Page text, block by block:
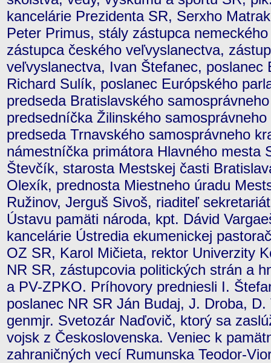
kancelárie Prezidenta SR, Serxho
Peter Primus, stály zástupca
zástupca českého veľvyslanectva,
veľvyslanectva, Ivan Štefanec, poslanec
Richard Sulík, poslanec Európského
predseda Bratislavského
predsedníčka Žilinského
predseda Trnavského samosprávneho
námestníčka primátora Hlavného mesta
Števčík, starosta Mestskej časti
Olexík, prednosta Miestneho úradu
Ružinov, Jerguš Sivoš, riaditeľ
Ústavu pamäti národa, kpt. Dávid
kancelárie Ústredia ekumenickej
OZ SR, Karol Mičieta, rektor Univerzity
NR SR, zástupcovia politických strán a
a PV-ZPKO. Príhovory predniesli I.
poslanec NR SR Ján Budaj, J. Droba,
genmjr. Svetozár Naďovič, ktorý sa
vojsk z Československa. Veniec k
zahraničných vecí Rumunska Teodor-